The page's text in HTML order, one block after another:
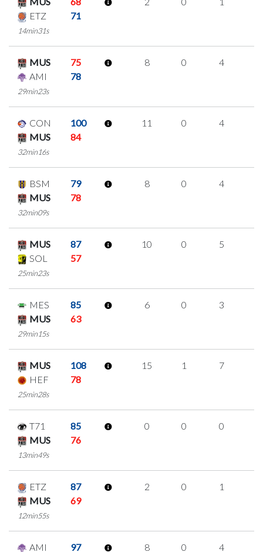
ETZ
71
14min31s
MUS
75
AMI
78
29min23s
8 0 4
CON
100
MUS
84
32min16s
11 0 4
BSM
79
MUS
78
32min09s
8 0 4
MUS
87
SOL
57
25min23s
10 0 5
MES
85
MUS
63
29min15s
6 0 3
MUS
108
HEF
78
25min28s
15 1 7
T71
85
MUS
76
13min49s
0 0 0
ETZ
87
MUS
69
12min55s
2 0 1
AMI 97 8 0 4